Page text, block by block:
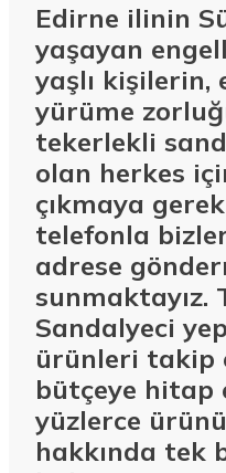
Edirne ilinin
yaşayan
yaşlı kişilerin,
yürüme
tekerlekli
olan herkes
çıkmaya
telefonla
adrese
sunmaktayız.
Sandalyeci
ürünleri takip
bütçeye hitap
yüzlerce
hakkında tek